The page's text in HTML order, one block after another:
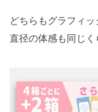
どちらもグラフィ
直径の体感も同じく